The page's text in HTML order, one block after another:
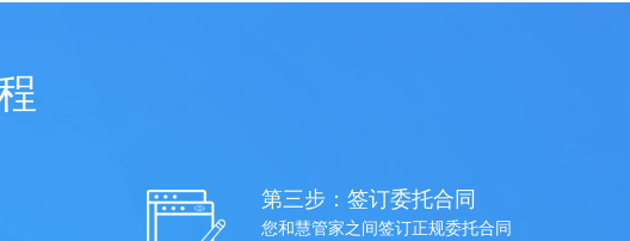
第三步：签订委托合同
您和慧管家之间签订正规委托合同